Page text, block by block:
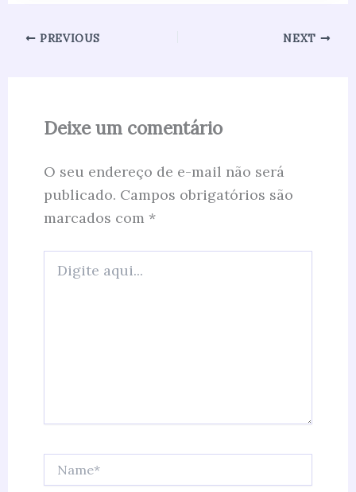
PREVIOUS NEXT
Deixe um comentário
O seu endereço de e-mail não será
publicado. Campos obrigatórios são
marcados com *
aqui...